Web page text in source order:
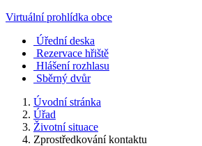
Virtuální prohlídka obce
Úřední deska
Rezervace hřiště
Hlášení rozhlasu
Sběrný dvůr
Úvodní stránka
Úřad
Životní situace
Zprostředkování kontaktu